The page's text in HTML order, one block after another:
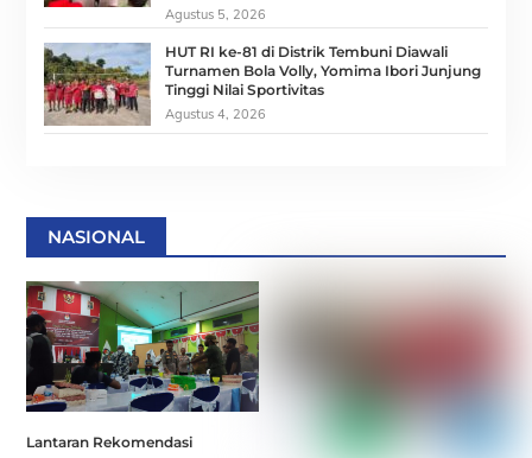
Agustus 5, 2026
HUT RI ke-81 di Distrik Tembuni Diawali
Turnamen Bola Volly, Yomima Ibori Junjung
Tinggi Nilai Sportivitas
Agustus 4, 2026
NASIONAL
Lantaran Rekomendasi